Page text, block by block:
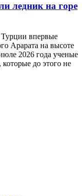
ледник на горе
Турции впервые
Арарата на высоте
2026 года ученые
до этого не